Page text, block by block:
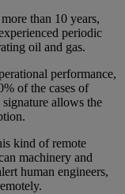
than 10 years,
periodic
oil and gas.
performance,
of the cases of
allows the
kind of remote
machinery and
human engineers,